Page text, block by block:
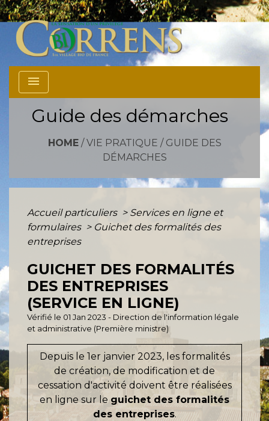
menu
Guide des démarches
HOME/ VIE PRATIQUE / GUIDE DES
DÉMARCHES
Accueil particuliers > Services en ligne et
formulaires > Guichet des formalités des
entreprises
GUICHET DES FORMALITÉS
DES ENTREPRISES
(SERVICE EN LIGNE)
Vérifié le 01 Jan 2023 - Direction de l'information légale
et administrative (Première ministre)
Depuis le 1erjanvier 2023, les formalités
de création, de modification et de
cessation d'activité doivent être réalisées
en ligne sur le guichet des formalités
des entreprises.